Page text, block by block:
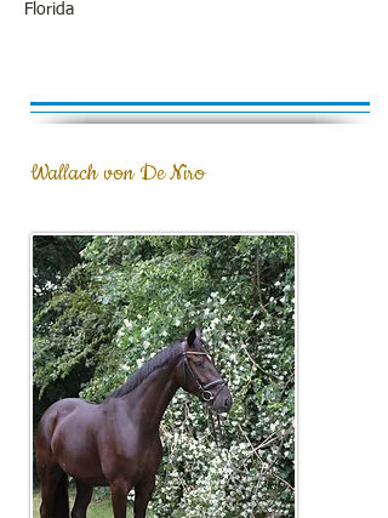
Florida
Wallach von De Niro